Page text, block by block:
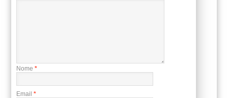
Nome *
Email *